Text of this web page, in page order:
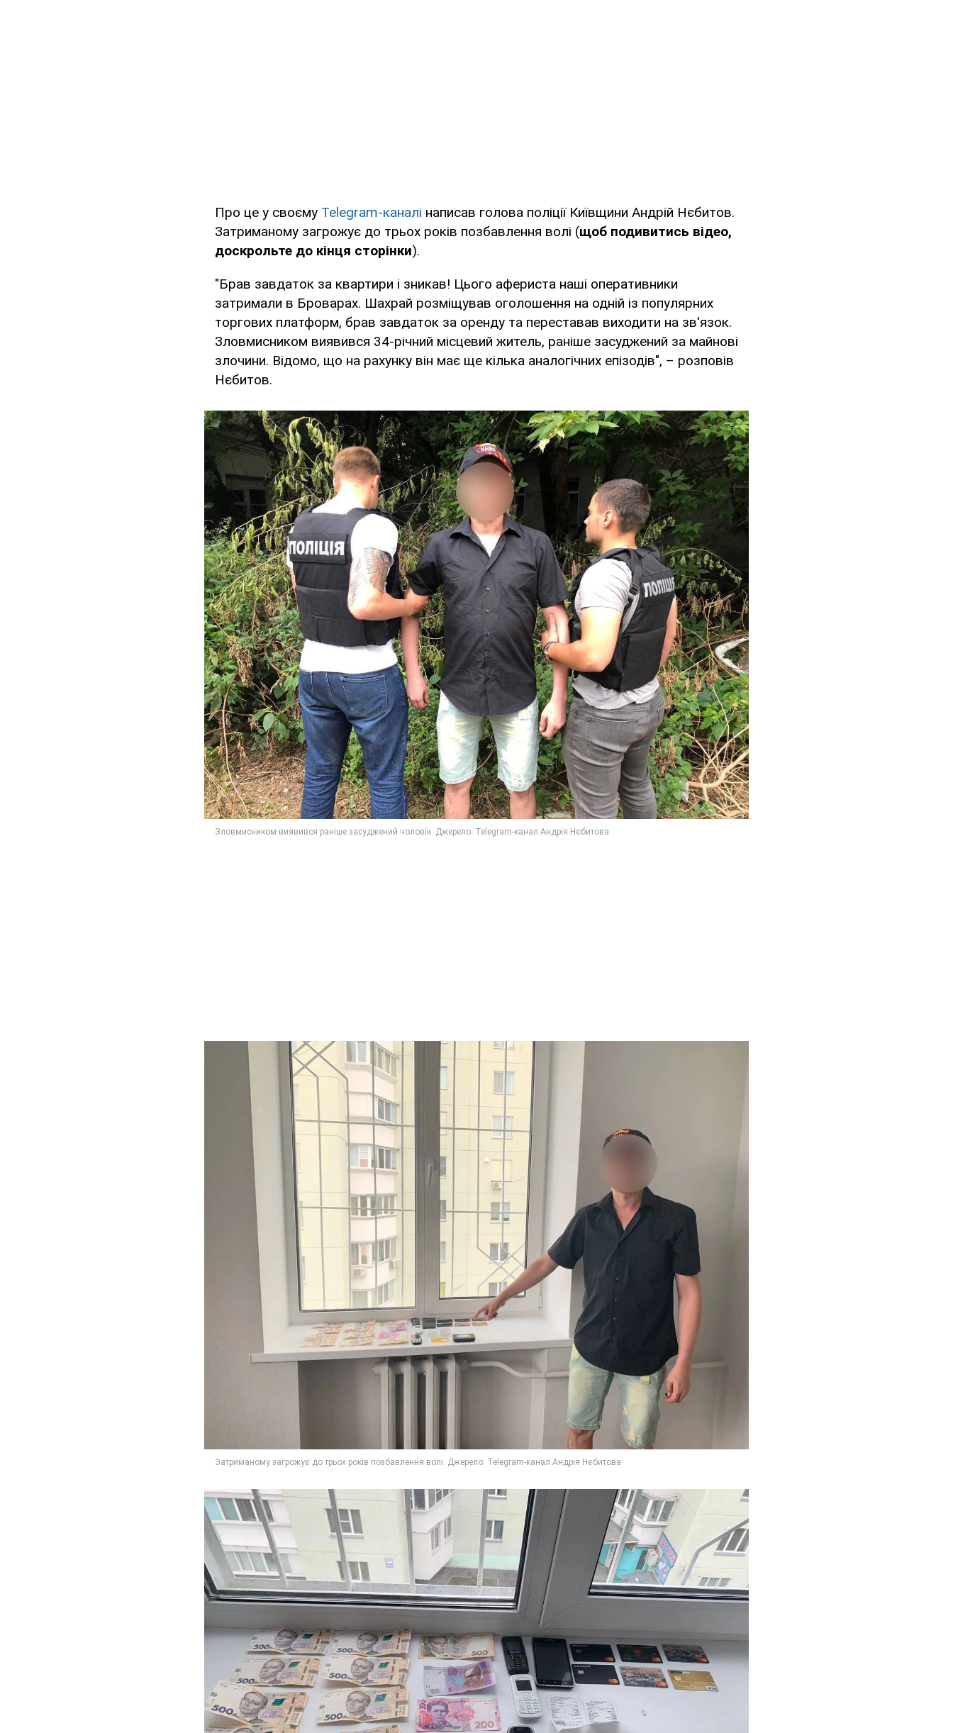
Про це у своєму Telegram-каналі написав голова поліції Київщини Андрій Нєбитов.
Затриманому загрожує до трьох років позбавлення волі (щоб подивитись відео,
доскрольте до кінця сторінки).
"Брав завдаток за квартири і зникав! Цього афериста наші оперативники
затримали в Броварах. Шахрай розміщував оголошення на одній із популярних
торгових платформ, брав завдаток за оренду та переставав виходити на зв'язок.
Зловмисником виявився 34-річний місцевий житель, раніше засуджений за майнові
злочини. Відомо, що на рахунку він має ще кілька аналогічних епізодів", – розповів
Нєбитов.